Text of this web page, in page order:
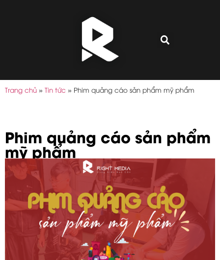
Trang chủ » Tin tức » Phim quảng cáo sản phẩm mỹ phẩm
Phim quảng cáo sản phẩm
mỹ phẩm